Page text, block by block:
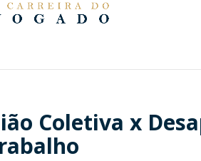
Coletiva x